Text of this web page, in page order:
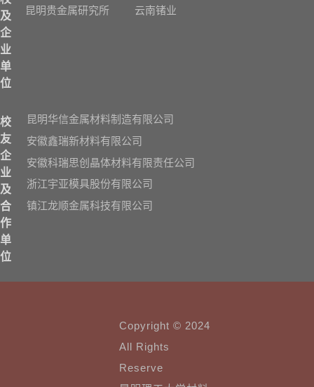
及
企
业
单
位
昆明贵金属研究所
云南锗业
校
友
企
业
及
合
作
单
位
昆明华信金属材料制造有限公司
安徽鑫瑞新材料有限公司
安徽科瑞思创晶体材料有限责任公司
浙江宇亚模具股份有限公司
镇江龙顺金属科技有限公司
Copyright © 2024
All Rights
Reserve